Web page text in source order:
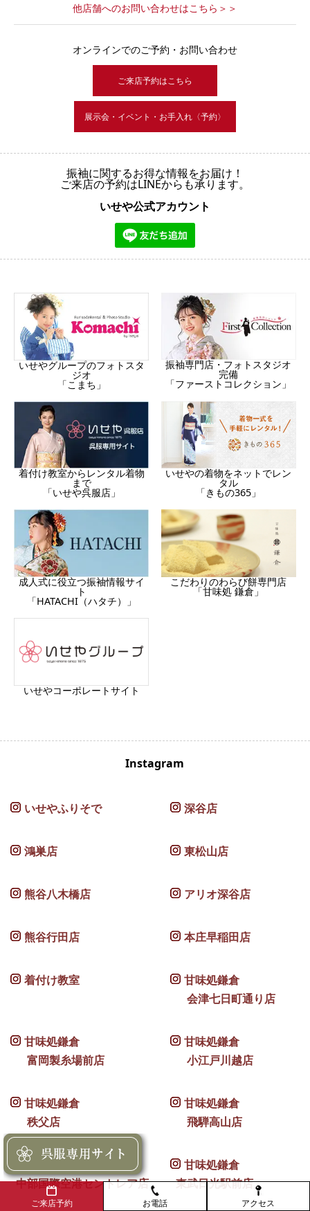
他店舗へのお問い合わせはこちら＞＞
オンラインでのご予約・お問い合わせ
ご来店予約はこちら
展示会・イベント・お手入れ〈予約〉
振袖に関するお得な情報をお届け！
ご来店の予約はLINEからも承ります。
いせや公式アカウント
いせやグループのフォトスタ
ジオ
「こまち」
振袖専門店・フォトスタジオ
完備
「ファーストコレクション」
着付け教室からレンタル着物
まで
「いせや呉服店」
いせやの着物をネットでレン
タル
「きもの365」
成人式に役立つ振袖情報サイ
ト
「HATACHI（ハタチ）」
こだわりのわらび餅専門店
「甘味処 鎌倉」
いせやコーポレートサイト
Instagram
いせやふりそで 深谷店
鴻巣店 東松山店
熊谷八木橋店 アリオ深谷店
熊谷行田店 本庄早稲田店
着付け教室
甘味処鎌倉
会津七日町通り店
甘味処鎌倉
富岡製糸場前店
甘味処鎌倉
小江戸川越店
甘味処鎌倉
秩父店
甘味処鎌倉
飛騨高山店
甘味処鎌倉
中部国際空港セントレア店
甘味処鎌倉
東武日光駅前店
ご来店予約 お電話 アクセス